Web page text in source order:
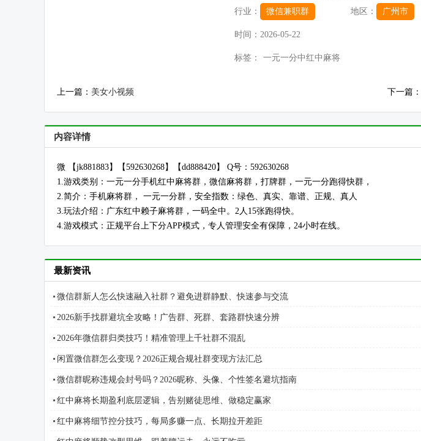
行业： 微信兼职群 地区： 广州市
时间： 2026-05-22
标签： 一元一分中红中麻将
上一篇： 美女小视频 下一篇：
内容详情
微 【jk881883】【592630268】【dd888420】 Q号：592630268
1.游戏类别：一元一分手机红中麻将群，微信麻将群，打牌群，一元一分跑得快群，
2.简介：手机麻将群， 一元一分群，安全指数：绿色、真实、靠谱、正规、真人
3.玩法介绍：广东红中赖子麻将群，一码全中。2人15张跑得快。
4.游戏模式：正规平台上下分APP模式，专人管理安全有保障，24小时在线。
最新资讯
微信群新人怎么快速融入社群？避免进群静默、快速参与交流
2026新手找群避坑全攻略！广告群、死群、套路群快速分辨
2026年微信群归类技巧！精准管理上千社群不混乱
闲置微信群怎么变现？2026正规合规社群变现方法汇总
微信群昵称违规会封号吗？2026昵称、头像、个性签名避坑指南
红中麻将长期盈利底层逻辑，告别赌徒思维、做稳定赢家
红中麻将细节控分技巧，每局多赚一点、长期拉开差距